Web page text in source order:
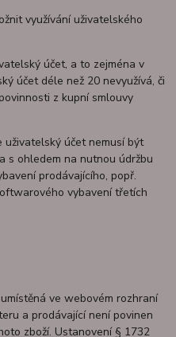
využívání uživatelského
účet, a to zejména v
účet déle než 20 nevyužívá, či
z kupní smlouvy
účet nemusí být
s ohledem na nutnou údržbu
prodávajícího, popř.
vybavení třetích
ve webovém rozhraní
a prodávající není povinen
zboží. Ustanovení § 1732